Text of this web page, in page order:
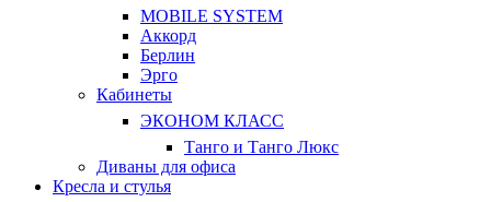
MOBILE SYSTEM
Аккорд
Берлин
Эрго
Кабинеты
ЭКОНОМ КЛАСС
Танго и Танго Люкс
Диваны для офиса
Кресла и стулья